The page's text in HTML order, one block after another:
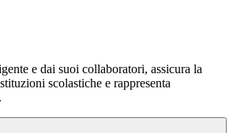
e dai suoi collaboratori, assicura la
scolastiche e rappresenta